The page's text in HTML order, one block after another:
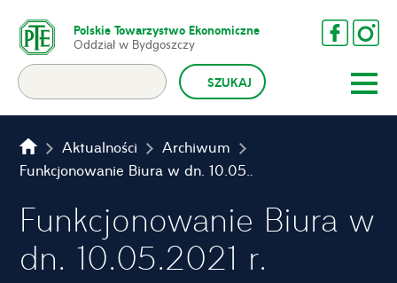
Polskie Towarzystwo Ekonomiczne
Oddział w Bydgoszczy
Aktualności
Archiwum
Funkcjonowanie Biura w dn. 10.05.2021 r.
Funkcjonowanie Biura w
dn. 10.05.2021 r.